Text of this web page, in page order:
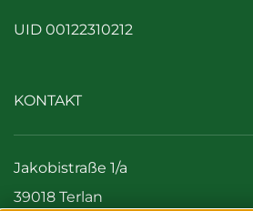
UID 00122310212
KONTAKT
Jakobistraße 1/a
39018 Terlan